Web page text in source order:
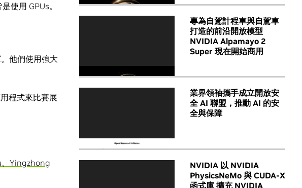
使用 GPUs。
他們使用強大
程式來比賽展
專為自駕計程車與自駕車
打造的前沿開放模型
NVIDIA Alpamayo 2
Super 現在開始商用
業界領袖攜手成立開放安
全 AI 聯盟，推動 AI 的安
全與保障
NVIDIA 以 NVIDIA
PhysicsNeMo 與 CUDA-X
函式庫 擴充 NVIDIA